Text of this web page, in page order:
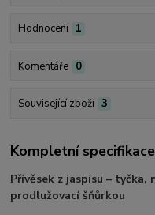
Hodnocení 1
Komentáře 0
Související zboží 3
Kompletní specifikace
Přívěsek z jaspisu – tyčka,
prodlužovací šňůrkou